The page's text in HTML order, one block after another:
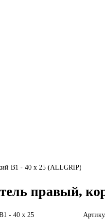
B1 - 40 x 25 (ALLGRIP)
правый,